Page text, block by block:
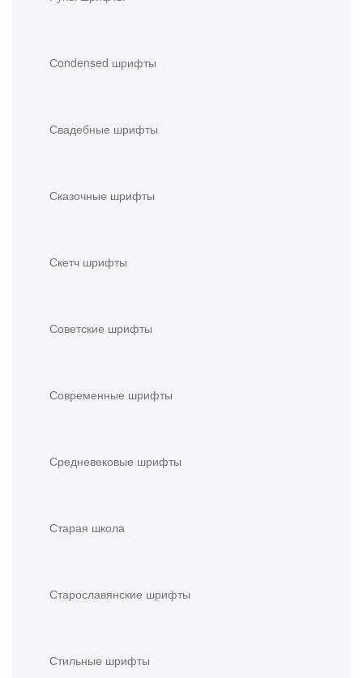
Сondensed шрифты
Свадебные шрифты
Сказочные шрифты
Скетч шрифты
Советские шрифты
Современные шрифты
Средневековые шрифты
Старая школа
Старославянские шрифты
Стильные шрифты